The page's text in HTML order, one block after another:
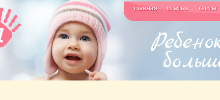
главная статьи тесты